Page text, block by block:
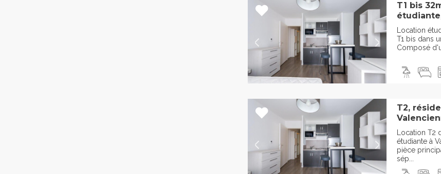
T1 bis
Location
T1 bis dans
Composé
T2,
Location
étudiante à
pièce
sép...